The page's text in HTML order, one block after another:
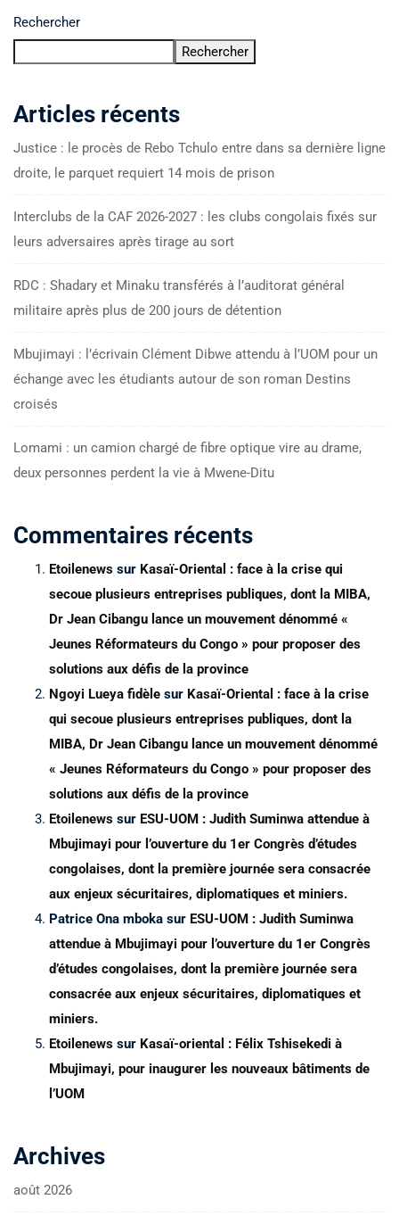
Rechercher
Rechercher
Articles récents
Justice : le procès de Rebo Tchulo entre dans sa dernière ligne
droite, le parquet requiert 14 mois de prison
Interclubs de la CAF 2026-2027 : les clubs congolais fixés sur
leurs adversaires après tirage au sort
RDC : Shadary et Minaku transférés à l’auditorat général
militaire après plus de 200 jours de détention
Mbujimayi : l’écrivain Clément Dibwe attendu à l’UOM pour un
échange avec les étudiants autour de son roman Destins
croisés
Lomami : un camion chargé de fibre optique vire au drame,
deux personnes perdent la vie à Mwene-Ditu
Commentaires récents
Etoilenews sur Kasaï-Oriental : face à la crise qui
secoue plusieurs entreprises publiques, dont la MIBA,
Dr Jean Cibangu lance un mouvement dénommé «
Jeunes Réformateurs du Congo » pour proposer des
solutions aux défis de la province
Ngoyi Lueya fidèle sur Kasaï-Oriental : face à la crise
qui secoue plusieurs entreprises publiques, dont la
MIBA, Dr Jean Cibangu lance un mouvement dénommé
« Jeunes Réformateurs du Congo » pour proposer des
solutions aux défis de la province
Etoilenews sur ESU-UOM : Judith Suminwa attendue à
Mbujimayi pour l’ouverture du 1er Congrès d’études
congolaises, dont la première journée sera consacrée
aux enjeux sécuritaires, diplomatiques et miniers.
Patrice Ona mboka sur ESU-UOM : Judith Suminwa
attendue à Mbujimayi pour l’ouverture du 1er Congrès
d’études congolaises, dont la première journée sera
consacrée aux enjeux sécuritaires, diplomatiques et
miniers.
Etoilenews sur Kasaï-oriental : Félix Tshisekedi à
Mbujimayi, pour inaugurer les nouveaux bâtiments de
l’UOM
Archives
août 2026